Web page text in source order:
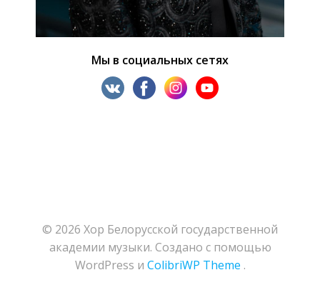
Мы в социальных сетях
© 2026 Хор Белорусской государственной
академии музыки. Создано с помощью
WordPress и ColibriWP Theme .